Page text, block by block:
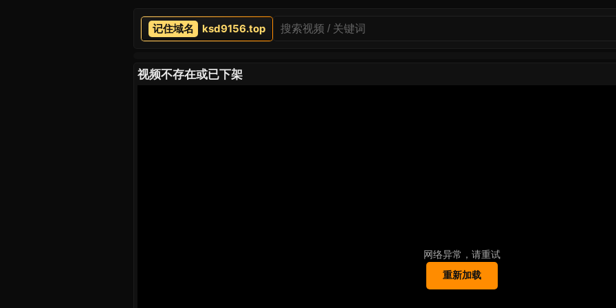
ksd9156.top
视频不存在或已下架
网络异常，请重试
重新加载